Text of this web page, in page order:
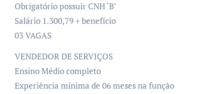
Obrigatório possuir CNH ‘B’
Salário 1.300,79 + benefício
03 VAGAS
VENDEDOR DE SERVIÇOS
Ensino Médio completo
Experiência mínima de 06 meses na função